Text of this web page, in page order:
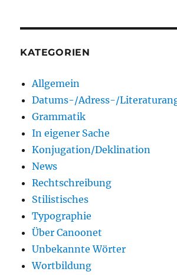
KATEGORIEN
Allgemein
Datums-/Adress-/
Grammatik
In eigener Sache
Konjugation/Deklination
News
Rechtschreibung
Stilistisches
Typographie
Über Canoonet
Unbekannte Wörter
Wortbildung